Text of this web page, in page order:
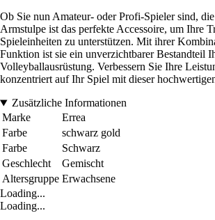
Ob Sie nun Amateur- oder Profi-Spieler sind,
Armstulpe ist das perfekte Accessoire, um Ihre
Spieleinheiten zu unterstützen. Mit ihrer
Funktion ist sie ein unverzichtbarer Bestandteil
Volleyballausrüstung. Verbessern Sie Ihre
konzentriert auf Ihr Spiel mit dieser
Zusätzliche Informationen
Marke
Errea
Farbe
schwarz gold
Farbe
Schwarz
Geschlecht
Gemischt
Altersgruppe Erwachsene
Loading...
Loading...